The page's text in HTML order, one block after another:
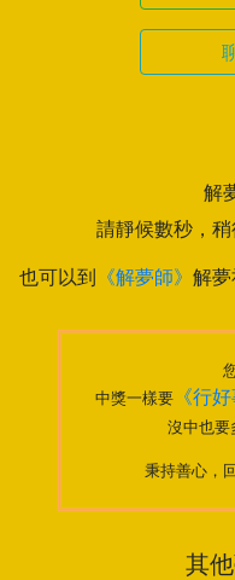
解
請靜候數秒，
也可以到 《解夢師》 解
中獎一樣要 《行好
沒中也要
秉持善心，
其